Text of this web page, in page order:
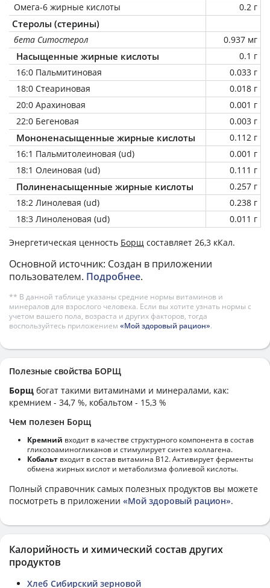
Омега-6 жирные кислоты 0.2 г
Стеролы (стерины)
бета Ситостерол 0.937 мг
Насыщенные жирные кислоты
0.1 г
16:0 Пальмитиновая
0.033 г
18:0 Стеариновая
0.018 г
20:0 Арахиновая
0.001 г
22:0 Бегеновая
0.003 г
Мононенасыщенные жирные кислоты
0.112 г
16:1 Пальмитолеиновая (ud)
0.001 г
18:1 Олеиновая (ud)
0.111 г
Полиненасыщенные жирные кислоты
0.257 г
18:2 Линолевая (ud)
0.238 г
18:3 Линоленовая (ud)
0.011 г
Энергетическая ценность Борщ составляет 26,3 кКал.
Основной источник: Создан в приложении
пользователем. Подробнее.
** В данной таблице указаны средние нормы витаминов и
минералов для взрослого человека. Если вы хотите узнать нормы с
учетом вашего пола, возраста и других факторов, тогда
воспользуйтесь приложением «Мой здоровый рацион».
Полезные свойства БОРЩ
Борщ богат такими витаминами и минералами, как:
кремнием - 34,7 %, кобальтом - 15,3 %
Чем полезен Борщ
Кремний входит в качестве структурного компонента в состав
гликозоаминогликанов и стимулирует синтез коллагена.
Кобальт входит в состав витамина В12. Активирует ферменты
обмена жирных кислот и метаболизма фолиевой кислоты.
Полный справочник самых полезных продуктов вы можете
посмотреть в приложении «Мой здоровый рацион».
Калорийность и химический состав других
продуктов
Хлеб Сибирский зерновой